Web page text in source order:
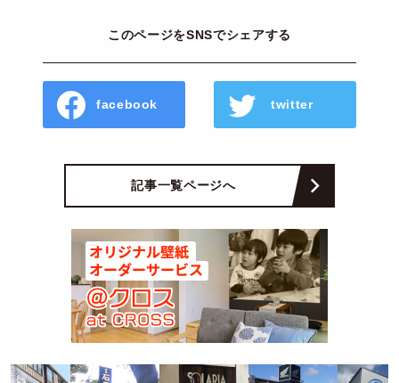
このページをSNSでシェアする
facebook twitter
記事一覧ページへ